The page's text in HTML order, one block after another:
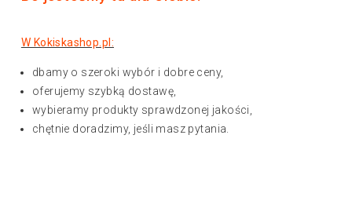
W Kokiskashop.pl:
dbamy o szeroki wybór i dobre ceny,
oferujemy szybką dostawę,
wybieramy produkty sprawdzonej jakości,
chętnie doradzimy, jeśli masz pytania.